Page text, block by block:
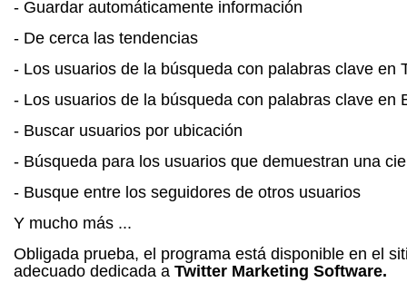
- Guardar automáticamente información
- De cerca las tendencias
- Los usuarios de la búsqueda con palabras clave en
- Los usuarios de la búsqueda con palabras clave en
- Buscar usuarios por ubicación
- Búsqueda para los usuarios que demuestran una
- Busque entre los seguidores de otros usuarios
Y mucho más ...
Obligada prueba, el programa está disponible en el
adecuado dedicada a Twitter Marketing Software.